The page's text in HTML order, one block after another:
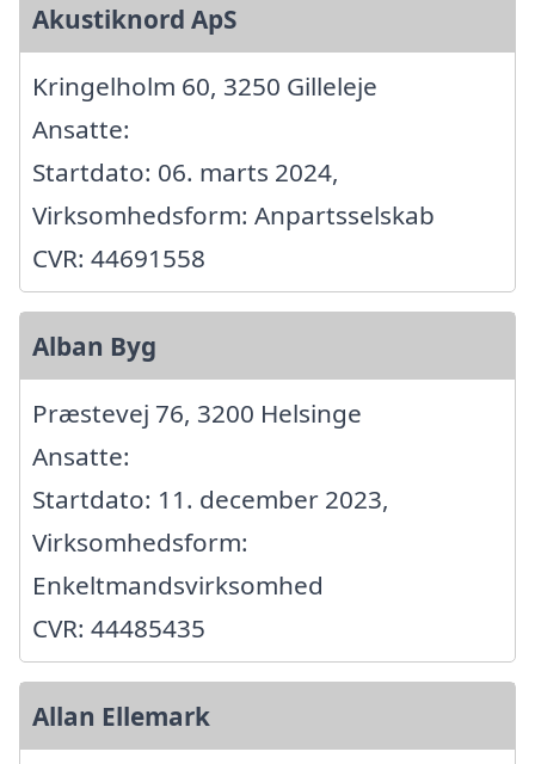
Akustiknord ApS
Kringelholm 60, 3250 Gilleleje
Ansatte:
Startdato: 06. marts 2024,
Virksomhedsform: Anpartsselskab
CVR: 44691558
Alban Byg
Præstevej 76, 3200 Helsinge
Ansatte:
Startdato: 11. december 2023,
Virksomhedsform:
Enkeltmandsvirksomhed
CVR: 44485435
Allan Ellemark